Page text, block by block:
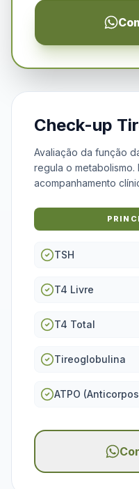
Check-up
Avaliação da função
regula o
acompanhamento
TSH
T4 Livre
T4 Total
Tireoglobulina
ATPO